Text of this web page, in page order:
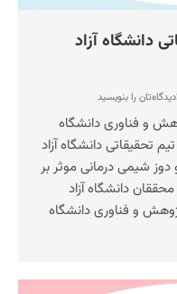
دانشگاه آزاد
دیدگاه‌تان را بنویسید
و فناوری دانشگاه
تحقیقاتی دانشگاه آزاد
شیمی درمانی موثر بر
دانشگاه آزاد
و فناوری دانشگاه